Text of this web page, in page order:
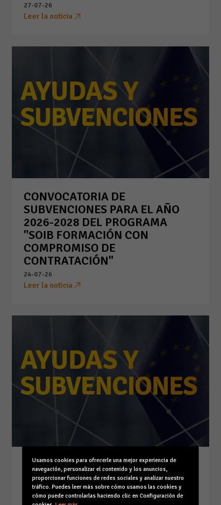
27-07-26
Leer la noticia
CONVOCATORIA DE
SUBVENCIONES PARA EL AÑO
2026-2028 DEL PROGRAMA
"SOIB FORMACIÓN CON
COMPROMISO DE
CONTRATACIÓN"
24-07-26
Leer la noticia
PRIMERA CONVOCATORIA DEL
PROGRAMA DE INCENTIVOS A
PROYECTOS SINGULARES
Usamos cookies para ofrecerle una mejor experiencia de
navegación, personalizar el contenido y los anuncios,
proporcionar funciones de redes sociales y analizar nuestro
tráfico. Puedes leer más sobre cómo usamos las cookies y
cómo puede controlarlas haciendo clic en Configuración de